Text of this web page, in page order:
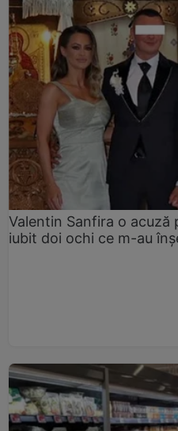
Valentin Sanfira o acuză
iubit doi ochi ce m-au